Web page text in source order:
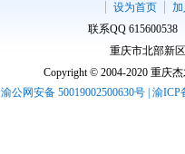
设为首页
加
联系QQ
重庆市北部新
Copyright © 2004-2020 重庆
渝公网安备 50019002500630号 | 渝